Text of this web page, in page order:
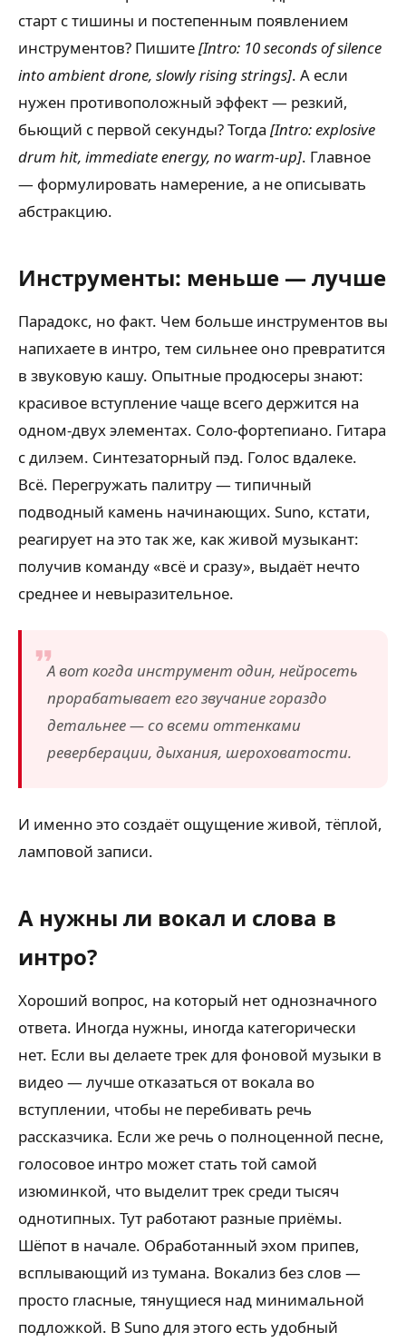
старт с тишины и постепенным появлением
инструментов? Пишите[Intro: 10 seconds of silence
into ambient drone, slowly rising strings]. А если
нужен противоположный эффект — резкий,
бьющий с первой секунды? Тогда [Intro: explosive
drum hit, immediate energy, no warm-up]. Главное
— формулировать намерение, а не описывать
абстракцию.
Инструменты: меньше — лучше
Парадокс, но факт. Чем больше инструментов вы
напихаете в интро, тем сильнее оно превратится
в звуковую кашу. Опытные продюсеры знают:
красивое вступление чаще всего держится на
одном-двух элементах. Соло-фортепиано. Гитара
с дилэем. Синтезаторный пэд. Голос вдалеке.
Всё. Перегружать палитру — типичный
подводный камень начинающих. Suno, кстати,
реагирует на это так же, как живой музыкант:
получив команду «всё и сразу», выдаёт нечто
среднее и невыразительное.
А вот когда инструмент один, нейросеть
прорабатывает его звучание гораздо
детальнее — со всеми оттенками
реверберации, дыхания, шероховатости.
И именно это создаёт ощущение живой, тёплой,
ламповой записи.
А нужны ли вокал и слова в
интро?
Хороший вопрос, на который нет однозначного
ответа. Иногда нужны, иногда категорически
нет. Если вы делаете трек для фоновой музыки в
видео — лучше отказаться от вокала во
вступлении, чтобы не перебивать речь
рассказчика. Если же речь о полноценной песне,
голосовое интро может стать той самой
изюминкой, что выделит трек среди тысяч
однотипных. Тут работают разные приёмы.
Шёпот в начале. Обработанный эхом припев,
всплывающий из тумана. Вокализ без слов —
просто гласные, тянущиеся над минимальной
подложкой. В Suno для этого есть удобный